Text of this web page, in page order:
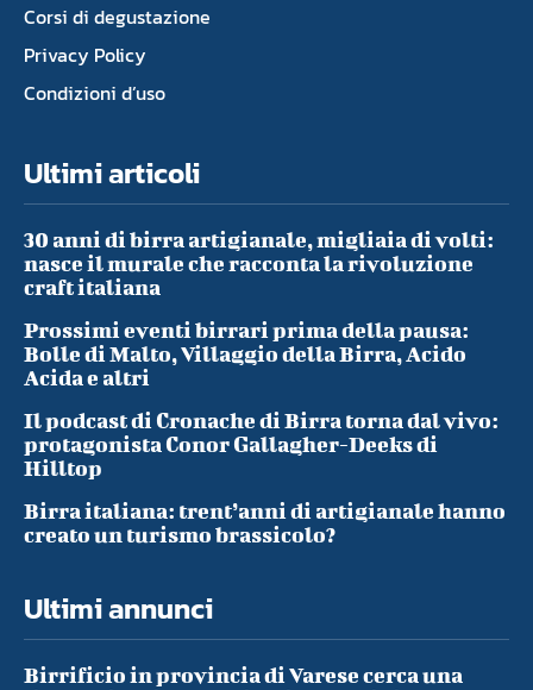
Corsi di degustazione
Privacy Policy
Condizioni d’uso
Ultimi articoli
30 anni di birra artigianale, migliaia di volti:
nasce il murale che racconta la rivoluzione
craft italiana
Prossimi eventi birrari prima della pausa:
Bolle di Malto, Villaggio della Birra, Acido
Acida e altri
Il podcast di Cronache di Birra torna dal vivo:
protagonista Conor Gallagher-Deeks di
Hilltop
Birra italiana: trent’anni di artigianale hanno
creato un turismo brassicolo?
Ultimi annunci
Birrificio in provincia di Varese cerca una